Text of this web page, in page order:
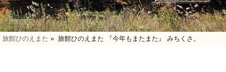
旅館ひのえまた » 旅館ひのえまた 『今年もまたまた』 みちくさ。